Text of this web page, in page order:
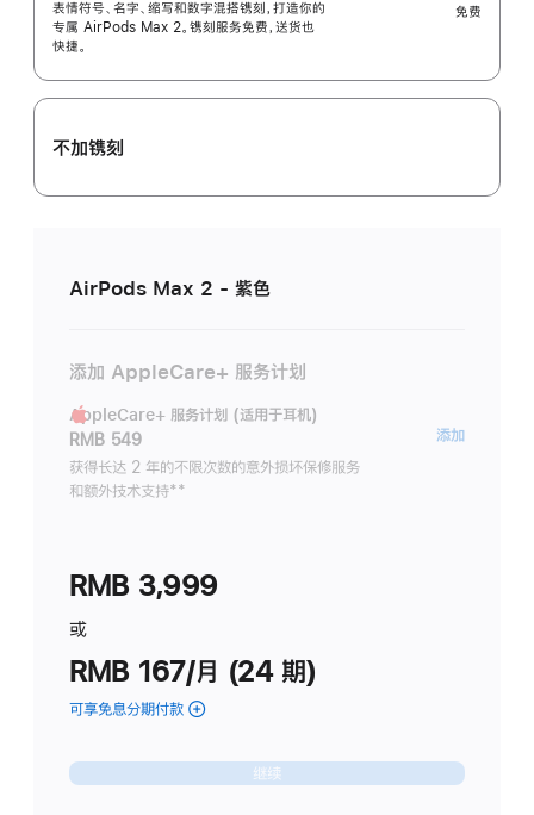
表情符号、名字、缩写和数字混搭镌刻，打造你的
专属 AirPods Max 2。镌刻服务免费，送货也
快捷。
免费
不加镌刻
AirPods Max 2 - 紫色
添加 AppleCare+ 服务计划
AppleCare+ 服务计划 (适用于耳机)
RMB 549
获得长达 2 年的不限次数的意外损坏保修服务
和额外技术支持脚
**
添加
RMB 3,999
或
RMB 167/月 (24 期)
可享免息分期付款 (AirPods Max 2
紫
色
继续